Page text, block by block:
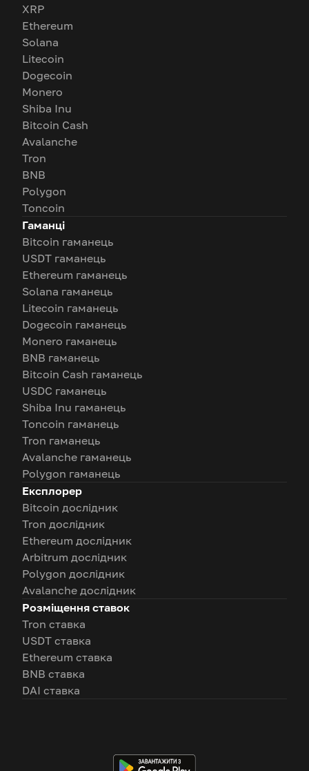
XRP
Ethereum
Solana
Litecoin
Dogecoin
Monero
Shiba Inu
Bitcoin Cash
Avalanche
Tron
BNB
Polygon
Toncoin
Гаманці
Bitcoin гаманець
USDT гаманець
Ethereum гаманець
Solana гаманець
Litecoin гаманець
Dogecoin гаманець
Monero гаманець
BNB гаманець
Bitcoin Cash гаманець
USDC гаманець
Shiba Inu гаманець
Toncoin гаманець
Tron гаманець
Avalanche гаманець
Polygon гаманець
Експлорер
Bitcoin дослідник
Tron дослідник
Ethereum дослідник
Arbitrum дослідник
Polygon дослідник
Avalanche дослідник
Розміщення ставок
Tron ставка
USDT ставка
Ethereum ставка
BNB ставка
DAI ставка